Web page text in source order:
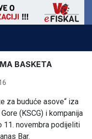
BASKETA
za buduće asove“ iza
(KSCG) i kompanija
11. novembra podijeliti
Bar.